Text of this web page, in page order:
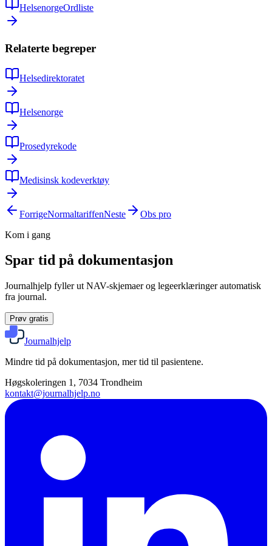
HelsenorgeOrdliste
Relaterte begreper
Helsedirektoratet
Helsenorge
Prosedyrekode
Medisinsk kodeverktøy
ForrigeNormaltariffenNeste
Obs pro
Kom i gang
Spar tid på dokumentasjon
Journalhjelp fyller ut NAV-skjemaer og legeerklæringer automatisk
fra journal.
Prøv gratis
Journalhjelp
Mindre tid på dokumentasjon, mer tid til pasientene.
Høgskoleringen 1, 7034 Trondheim
kontakt@journalhjelp.no